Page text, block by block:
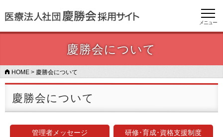
メニュー
慶勝会について
HOME > 慶勝会について
慶勝会について
管理者メッセージ 研修･育成･資格支援制度